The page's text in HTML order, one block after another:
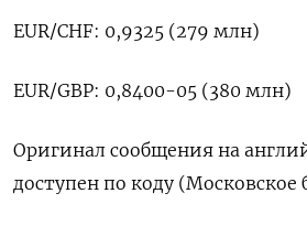
EUR/CHF: 0,9325 (279 млн)
EUR/GBP: 0,8400-05 (380 млн)
Оригинал сообщения на
доступен по коду (Московское